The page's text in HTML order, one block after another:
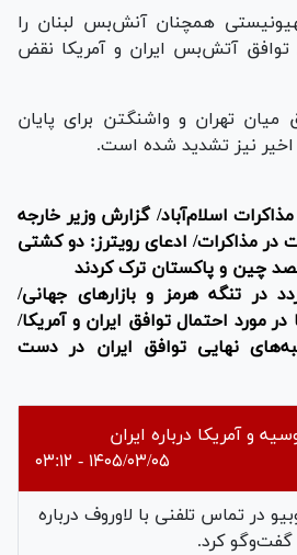
همچنان آنش‌بس لبنان را
توافق آتش‌بس ایران و آمریکا نقض
میان تهران و واشنگتن برای پایان
نیز تشدید شده است.
مذاکرات اسلام‌آباد/ گزارش وزیر خارجه
در مذاکرات/ ادعای رویترز: دو کشتی
چین و پاکستان ترک کردند
در تنگه هرمز و بازار‌های جهانی/
مورد احتمال توافق ایران و آمریکا/
نهایی توافق ایران در دست
و آمریکا درباره ایران
۱۴۰۵/۰۳/۰۵ - ۰۳:۱۲
در تماس تلفنی با لاوروف درباره
گفت‌وگو کرد.